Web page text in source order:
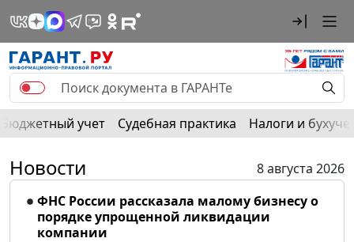
Бюджетный учет Судебная практика Налоги и
Новости
8 августа 2026
ФНС России рассказала малому бизнесу о
порядке упрощенной ликвидации
компании